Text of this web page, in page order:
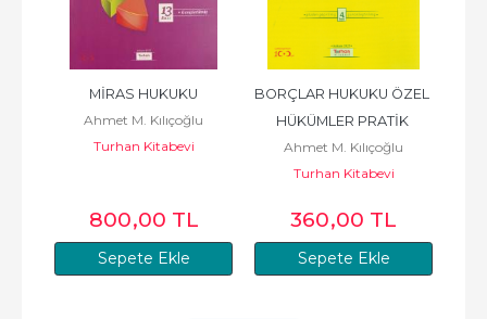
Sepete Ekle
MİRAS HUKUKU
Ahmet M. Kılıçoğlu
Turhan Kitabevi
800,00 TL
Sepete Ekle
BORÇLAR HUKUKU ÖZEL
HÜKÜMLER PRATİK
ÇALIŞMALARI
Ahmet M. Kılıçoğlu
Turhan Kitabevi
360,00 TL